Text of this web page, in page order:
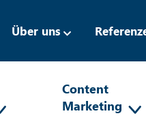
Über uns
Content
Marketing